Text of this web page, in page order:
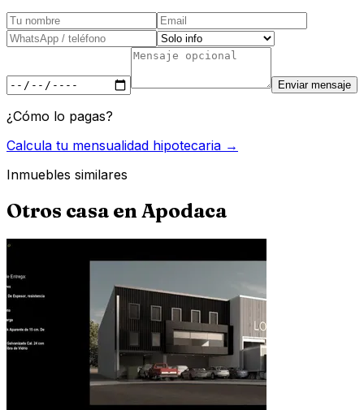
Enviar mensaje
¿Cómo lo pagas?
Calcula tu mensualidad hipotecaria →
Inmuebles similares
Otros casa en Apodaca